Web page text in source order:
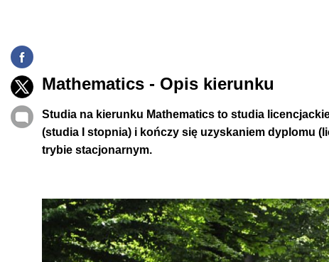
Mathematics - Opis kierunku
Studia na kierunku Mathematics to studia
(studia I stopnia) i kończy się uzyskaniem dyplomu
trybie stacjonarnym.